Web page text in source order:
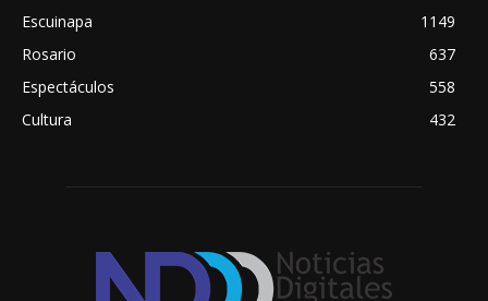
Escuinapa
1149
Rosario
637
Espectáculos
558
Cultura
432